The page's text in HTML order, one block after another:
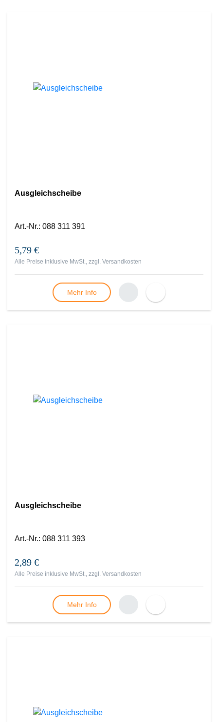
Ausgleichscheibe
Art.-Nr.: 088 311 391
5,79 €
Alle Preise inklusive MwSt., zzgl. Versandkosten
Mehr Info
Ausgleichscheibe
Art.-Nr.: 088 311 393
2,89 €
Alle Preise inklusive MwSt., zzgl. Versandkosten
Mehr Info